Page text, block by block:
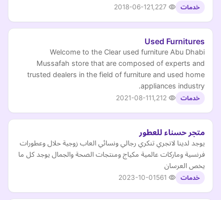
خدمات 2018-06-12
Used Furnitures
Welcome to the Clear used furniture Abu Dhabi
Mussafah store that are composed of experts and
trusted dealers in the field of furniture and used home
appliances industry.
خدمات 2021-08-11
متجر حسناء للعطور
يوجد لدينا لانجري تنكري رجالي ونسائي العاب زوجية حلال وعطورات
فرنسية وماركات عالمية مكياج ومنتجات الصحة والجمال يوجد كل ما
يخص العرسان
خدمات 2023-10-01